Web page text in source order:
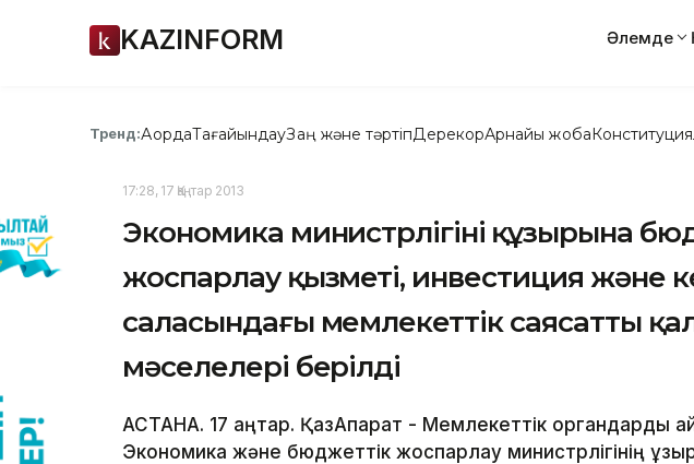
KAZINFORM Әлемде
Тренд:АқордаТағайындауЗаң және тәртіпДерекқорАрнайы жоба
17:28, 17 Қаңтар 2013
Экономика министрлігінің құзырына
жоспарлау қызметі, инвестиция және
саласындағы мемлекеттік саясатты
мәселелері берілді
АСТАНА. 17 қаңтар. ҚазАқпарат - Мемлекеттік органдарды
Экономика және бюджеттік жоспарлау министрлігінің